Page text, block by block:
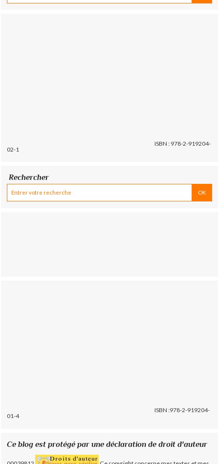
ISBN : 978-2-919204-
02-1
Rechercher
ISBN :978-2-919204-
01-4
Ce blog est protégé par une déclaration de droit d'auteur